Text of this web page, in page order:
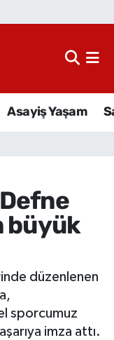
Asayiş Yaşam
büyük
düzenlenen
sporcumuz
imza attı.